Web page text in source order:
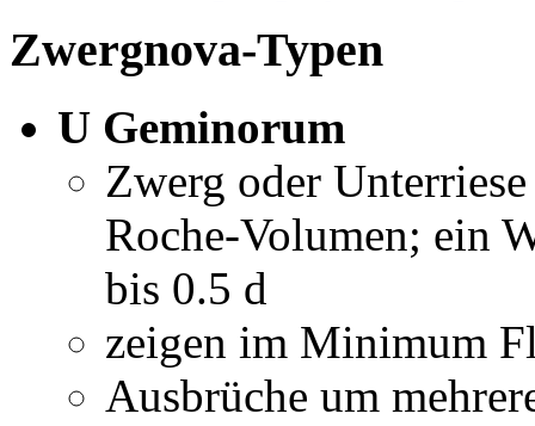
Zwergnova-Typen
U Geminorum
Zwerg oder
Roche-Volumen; ein
bis 0.5 d
zeigen im Minimum
Ausbrüche um